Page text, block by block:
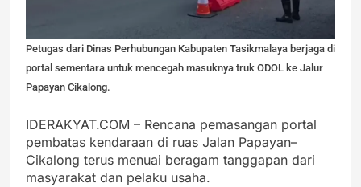
Petugas dari Dinas Perhubungan Kabupaten Tasikmalaya berjaga di
portal sementara untuk mencegah masuknya truk ODOL ke Jalur
Papayan Cikalong.
IDERAKYAT.COM – Rencana pemasangan portal
pembatas kendaraan di ruas Jalan Papayan–
Cikalong terus menuai beragam tanggapan dari
masyarakat dan pelaku usaha.